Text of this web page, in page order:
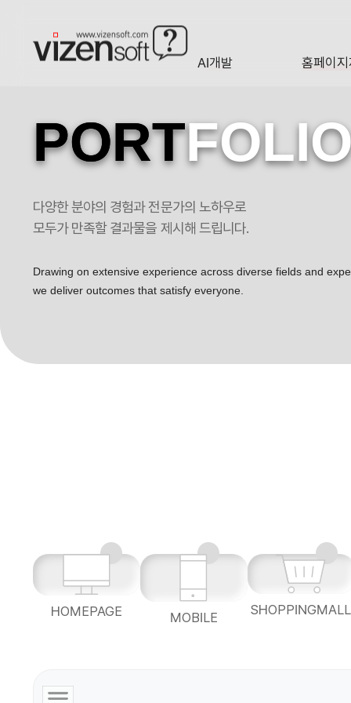
AI개발 홈페이
대한민국 No.1 시험기 전문회사 포트폴리오
PORT
다양한 분야의 경험과 전문가의 노하우로
모두가 만족할 결과물을 제시해 드립니다.
Drawing on extensive experience across diverse fields and
we deliver outcomes that satisfy everyone.
HOMEPAGE MOBILE SHOPPINGMALL